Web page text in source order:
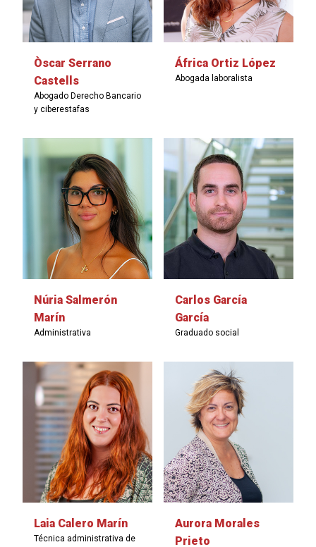
Òscar Serrano
Castells
Abogado Derecho Bancario
y ciberestafas
África Ortiz López
Abogada laboralista
Núria Salmerón
Marín
Administrativa
Carlos García
García
Graduado social
Laia Calero Marín
Técnica administrativa de
Aurora Morales
Prieto